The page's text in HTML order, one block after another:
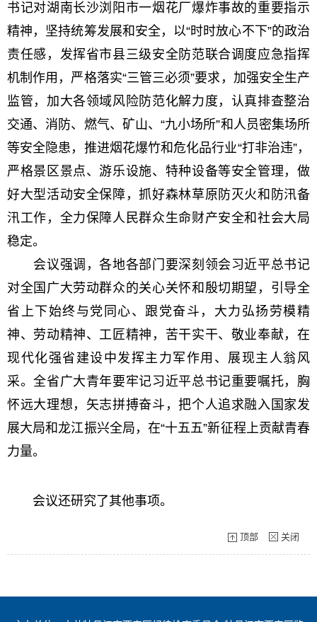
书记对湖南长沙浏阳市一烟花厂爆炸事故的重要指示
精神，坚持统筹发展和安全，以“时时放心不下”的政治
责任感，发挥省市县三级安全防范联合调度应急指挥
机制作用，严格落实“三管三必须”要求，加强安全生产
监管，加大各领域风险防范化解力度，认真排查整治
交通、消防、燃气、矿山、“九小场所”和人员密集场所
等安全隐患，推进烟花爆竹和危化品行业“打非治违”，
严格景区景点、游乐设施、特种设备等安全管理，做
好大型活动安全保障，抓好森林草原防灭火和防汛备
汛工作，全力保障人民群众生命财产安全和社会大局
稳定。
会议强调，各地各部门要深刻领会习近平总书记
对全国广大劳动群众的关心关怀和殷切期望，引导全
省上下始终与党同心、跟党奋斗，大力弘扬劳模精
神、劳动精神、工匠精神，苦干实干、敬业奉献，在
现代化强省建设中发挥主力军作用、展现主人翁风
采。全省广大青年要牢记习近平总书记重要嘱托，胸
怀远大理想，矢志拼搏奋斗，把个人追求融入国家发
展大局和龙江振兴全局，在“十五五”新征程上贡献青春
力量。
会议还研究了其他事项。
顶部 关闭